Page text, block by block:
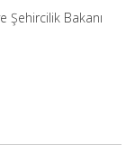
Şehircilik Bakanı